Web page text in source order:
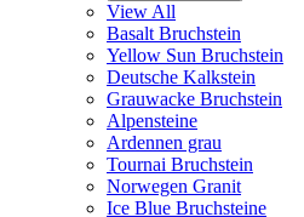
View All
Basalt Bruchstein
Yellow Sun Bruchstein
Deutsche Kalkstein
Grauwacke Bruchstein
Alpensteine
Ardennen grau
Tournai Bruchstein
Norwegen Granit
Ice Blue Bruchsteine